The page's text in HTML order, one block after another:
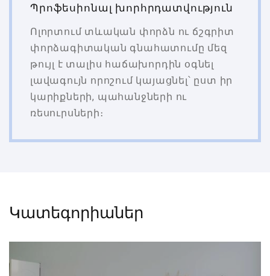
Պրոֆեսիոնալ խորհրդատվություն
Ոլորտում տևական փորձն ու ճշգրիտ
փորձագիտական գնահատումը մեզ
թույլ է տալիս հաճախորդին օգնել
լավագույն որոշում կայացնել՝ ըստ իր
կարիքների, պահանջների ու
ռեսուրսների։
Կատեգորիաներ